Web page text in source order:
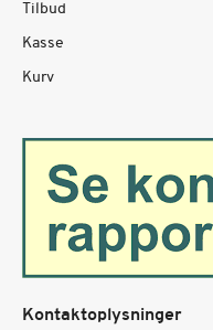
Tilbud
Kasse
Kurv
Kontaktoplysninger